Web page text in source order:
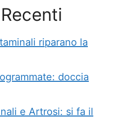
riparano la
doccia
e Artrosi: si fa il